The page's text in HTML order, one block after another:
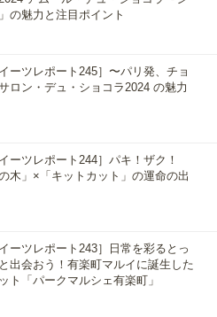
の魅力と注目ポイント
ーツレポート245］〜パリ発、チョ
ロン・デュ・ショコラ2024 の魅力
ーツレポート244］パキ！ザク！
木」×「キットカット」の運命の出
ーツレポート243］日常を彩るとっ
出会おう！有楽町マルイに誕生した
ト「パークマルシェ有楽町」